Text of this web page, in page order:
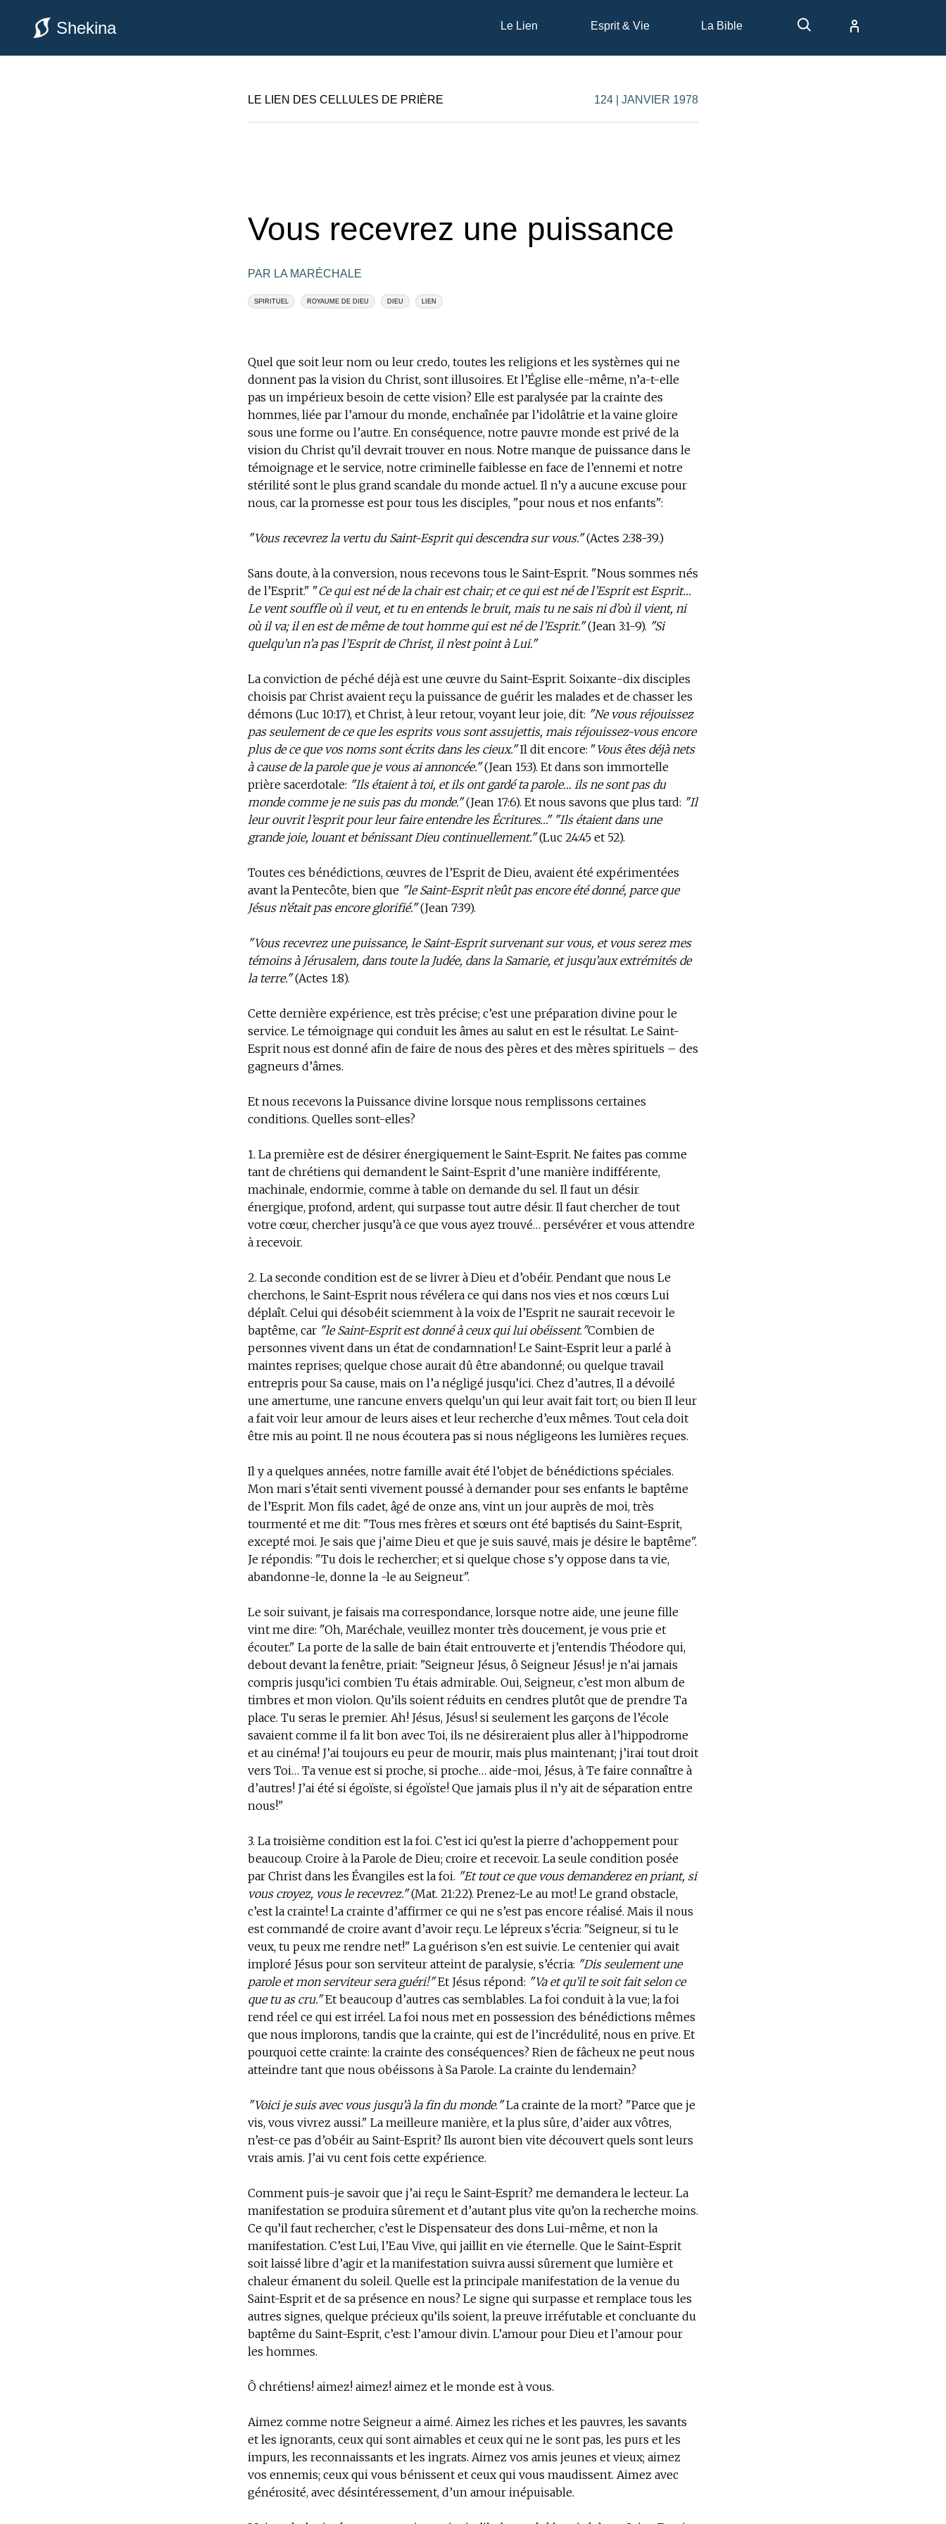
Shekina Le Lien Esprit & Vie La Bible
LE LIEN DES CELLULES DE PRIÈRE 124 | JANVIER 1978
Vous recevrez une puissance
PAR LA MARÉCHALE
SPIRITUEL ROYAUME DE DIEU DIEU LIEN
Quel que soit leur nom ou leur credo, toutes les religions et les systèmes qui ne
donnent pas la vision du Christ, sont illusoires. Et l’Église elle-même, n’a-t-elle
pas un impérieux besoin de cette vision? Elle est paralysée par la crainte des
hommes, liée par l’amour du monde, enchaînée par l’idolâtrie et la vaine gloire
sous une forme ou l’autre. En conséquence, notre pauvre monde est privé de la
vision du Christ qu’il devrait trouver en nous. Notre manque de puissance dans le
témoignage et le service, notre criminelle faiblesse en face de l’ennemi et notre
stérilité sont le plus grand scandale du monde actuel. Il n’y a aucune excuse pour
nous, car la promesse est pour tous les disciples, "pour nous et nos enfants":
"Vous recevrez la vertu du Saint-Esprit qui descendra sur vous."(Actes 2:38-39.)
Sans doute, à la conversion, nous recevons tous le Saint-Esprit. "Nous sommes nés
de l’Esprit." "Ce qui est né de la chair est chair; et ce qui est né de l’Esprit est Esprit…
Le vent souffle où il veut, et tu en entends le bruit, mais tu ne sais ni d’où il vient, ni
où il va; il en est de même de tout homme qui est né de l’Esprit."(Jean 3:1-9). "Si
quelqu’un n’a pas l’Esprit de Christ, il n’est point à Lui."
La conviction de péché déjà est une œuvre du Saint-Esprit. Soixante-dix disciples
choisis par Christ avaient reçu la puissance de guérir les malades et de chasser les
démons (Luc 10:17), et Christ, à leur retour, voyant leur joie, dit: "Ne vous réjouissez
pas seulement de ce que les esprits vous sont assujettis, mais réjouissez-vous encore
plus de ce que vos noms sont écrits dans les cieux."Il dit encore: "Vous êtes déjà nets
à cause de la parole que je vous ai annoncée."(Jean 15:3). Et dans son immortelle
prière sacerdotale: "Ils étaient à toi, et ils ont gardé ta parole… ils ne sont pas du
monde comme je ne suis pas du monde."(Jean 17:6). Et nous savons que plus tard: "Il
leur ouvrit l’esprit pour leur faire entendre les Écritures…" "Ils étaient dans une
grande joie, louant et bénissant Dieu continuellement."(Luc 24:45 et 52).
Toutes ces bénédictions, œuvres de l’Esprit de Dieu, avaient été expérimentées
avant la Pentecôte, bien que "le Saint-Esprit n’eût pas encore été donné, parce que
Jésus n’était pas encore glorifié."(Jean 7:39).
"Vous recevrez une puissance, le Saint-Esprit survenant sur vous, et vous serez mes
témoins à Jérusalem, dans toute la Judée, dans la Samarie, et jusqu’aux extrémités de
la terre."(Actes 1:8).
Cette dernière expérience, est très précise; c’est une préparation divine pour le
service. Le témoignage qui conduit les âmes au salut en est le résultat. Le Saint-
Esprit nous est donné afin de faire de nous des pères et des mères spirituels – des
gagneurs d’âmes.
Et nous recevons la Puissance divine lorsque nous remplissons certaines
conditions. Quelles sont-elles?
1. La première est de désirer énergiquement le Saint-Esprit. Ne faites pas comme
tant de chrétiens qui demandent le Saint-Esprit d’une manière indifférente,
machinale, endormie, comme à table on demande du sel. Il faut un désir
énergique, profond, ardent, qui surpasse tout autre désir. Il faut chercher de tout
votre cœur, chercher jusqu’à ce que vous ayez trouvé… persévérer et vous attendre
à recevoir.
2. La seconde condition est de se livrer à Dieu et d’obéir. Pendant que nous Le
cherchons, le Saint-Esprit nous révélera ce qui dans nos vies et nos cœurs Lui
déplaît. Celui qui désobéit sciemment à la voix de l’Esprit ne saurait recevoir le
baptême, car "le Saint-Esprit est donné à ceux qui lui obéissent. "Combien de
personnes vivent dans un état de condamnation! Le Saint-Esprit leur a parlé à
maintes reprises; quelque chose aurait dû être abandonné; ou quelque travail
entrepris pour Sa cause, mais on l’a négligé jusqu’ici. Chez d’autres, Il a dévoilé
une amertume, une rancune envers quelqu’un qui leur avait fait tort; ou bien Il leur
a fait voir leur amour de leurs aises et leur recherche d’eux mêmes. Tout cela doit
être mis au point. Il ne nous écoutera pas si nous négligeons les lumières reçues.
Il y a quelques années, notre famille avait été l’objet de bénédictions spéciales.
Mon mari s’était senti vivement poussé à demander pour ses enfants le baptême
de l’Esprit. Mon fils cadet, âgé de onze ans, vint un jour auprès de moi, très
tourmenté et me dit: "Tous mes frères et sœurs ont été baptisés du Saint-Esprit,
excepté moi. Je sais que j’aime Dieu et que je suis sauvé, mais je désire le baptême".
Je répondis: "Tu dois le rechercher; et si quelque chose s’y oppose dans ta vie,
abandonne-le, donne la -le au Seigneur".
Le soir suivant, je faisais ma correspondance, lorsque notre aide, une jeune fille
vint me dire: "Oh, Maréchale, veuillez monter très doucement, je vous prie et
écouter." La porte de la salle de bain était entrouverte et j’entendis Théodore qui,
debout devant la fenêtre, priait: "Seigneur Jésus, ô Seigneur Jésus! je n’ai jamais
compris jusqu’ici combien Tu étais admirable. Oui, Seigneur, c’est mon album de
timbres et mon violon. Qu’ils soient réduits en cendres plutôt que de prendre Ta
place. Tu seras le premier. Ah! Jésus, Jésus! si seulement les garçons de l’école
savaient comme il fa lit bon avec Toi, ils ne désireraient plus aller à l’hippodrome
et au cinéma! J’ai toujours eu peur de mourir, mais plus maintenant; j’irai tout droit
vers Toi… Ta venue est si proche, si proche… aide-moi, Jésus, à Te faire connaître à
d’autres! J’ai été si égoïste, si égoïste! Que jamais plus il n’y ait de séparation entre
nous!"
3. La troisième condition est la foi. C’est ici qu’est la pierre d’achoppement pour
beaucoup. Croire à la Parole de Dieu; croire et recevoir. La seule condition posée
par Christ dans les Évangiles est la foi. "Et tout ce que vous demanderez en priant, si
vous croyez, vous le recevrez."(Mat. 21:22). Prenez-Le au mot! Le grand obstacle,
c’est la crainte! La crainte d’affirmer ce qui ne s’est pas encore réalisé. Mais il nous
est commandé de croire avant d’avoir reçu. Le lépreux s’écria: "Seigneur, si tu le
veux, tu peux me rendre net!" La guérison s’en est suivie. Le centenier qui avait
imploré Jésus pour son serviteur atteint de paralysie, s’écria: "Dis seulement une
parole et mon serviteur sera guéri!"Et Jésus répond: "Va et qu’il te soit fait selon ce
que tu as cru."Et beaucoup d’autres cas semblables. La foi conduit à la vue; la foi
rend réel ce qui est irréel. La foi nous met en possession des bénédictions mêmes
que nous implorons, tandis que la crainte, qui est de l’incrédulité, nous en prive. Et
pourquoi cette crainte: la crainte des conséquences? Rien de fâcheux ne peut nous
atteindre tant que nous obéissons à Sa Parole. La crainte du lendemain?
"Voici je suis avec vous jusqu’à la fin du monde. "La crainte de la mort? "Parce que je
vis, vous vivrez aussi." La meilleure manière, et la plus sûre, d’aider aux vôtres,
n’est-ce pas d’obéir au Saint-Esprit? Ils auront bien vite découvert quels sont leurs
vrais amis. J’ai vu cent fois cette expérience.
Comment puis-je savoir que j’ai reçu le Saint-Esprit? me demandera le lecteur. La
manifestation se produira sûrement et d’autant plus vite qu’on la recherche moins.
Ce qu’il faut rechercher, c’est le Dispensateur des dons Lui-même, et non la
manifestation. C’est Lui, l’Eau Vive, qui jaillit en vie éternelle. Que le Saint-Esprit
soit laissé libre d’agir et la manifestation suivra aussi sûrement que lumière et
chaleur émanent du soleil. Quelle est la principale manifestation de la venue du
Saint-Esprit et de sa présence en nous? Le signe qui surpasse et remplace tous les
autres signes, quelque précieux qu’ils soient, la preuve irréfutable et concluante du
baptême du Saint-Esprit, c’est: l’amour divin. L’amour pour Dieu et l’amour pour
les hommes.
Ô chrétiens! aimez! aimez! aimez et le monde est à vous.
Aimez comme notre Seigneur a aimé. Aimez les riches et les pauvres, les savants
et les ignorants, ceux qui sont aimables et ceux qui ne le sont pas, les purs et les
impurs, les reconnaissants et les ingrats. Aimez vos amis jeunes et vieux; aimez
vos ennemis; ceux qui vous bénissent et ceux qui vous maudissent. Aimez avec
générosité, avec désintéressement, d’un amour inépuisable.